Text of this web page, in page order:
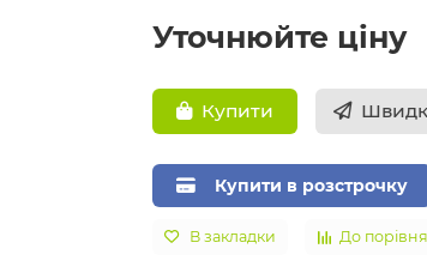
Уточнюйте ціну
Купити
Купити в розстрочку
В закладки До